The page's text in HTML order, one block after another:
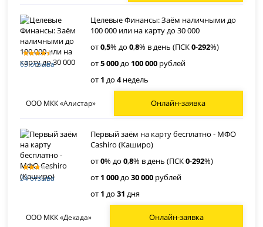
63 отзыва
Целевые Финансы: Заём наличными до
100 000 или на карту до 30 000
от0,5% до0,8% в день (ПСК0-292%)
от5 000до 100 000 рублей
от 1 до4недель
ООО МКК «Алистар» Онлайн-заявка
34 отзыва
Первый заём на карту бесплатно - МФО
Cashiro (Каширо)
от0% до0,8% в день (ПСК0-292%)
от 1 000до30 000 рублей
от 1 до31 дня
ООО МКК «Декада» Онлайн-заявка